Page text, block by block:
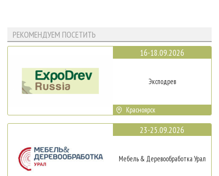
РЕКОМЕНДУЕМ ПОСЕТИТЬ
16-18.09.2026
Эксподрев
Красноярск
23-25.09.2026
Мебель & Деревообработка Урал